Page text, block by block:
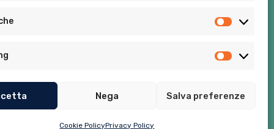
Nega Salva preferenze
Cookie PolicyPrivacy Policy
Privacy Policy